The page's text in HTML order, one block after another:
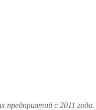
предприятий с 2011 года.